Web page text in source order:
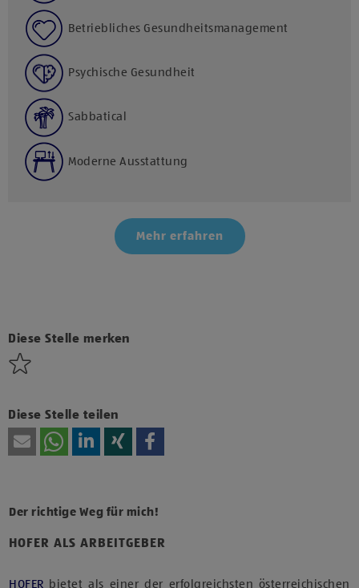
Betriebliches Gesundheitsmanagement
Psychische Gesundheit
Sabbatical
Moderne Ausstattung
Mehr erfahren
Diese Stelle merken
Diese Stelle teilen
HOFER ALS ARBEITGEBER
Der richtige Weg für mich!
HOFER bietet als einer der erfolgreichsten österreichischen